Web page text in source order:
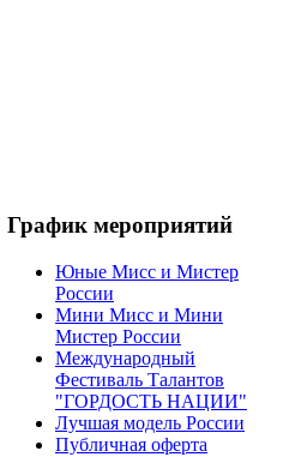
График мероприятий
Юные Мисс и Мистер
России
Мини Мисс и Мини
Мистер России
Международный
Фестиваль Талантов
"ГОРДОСТЬ НАЦИИ"
Лучшая модель России
Публичная оферта